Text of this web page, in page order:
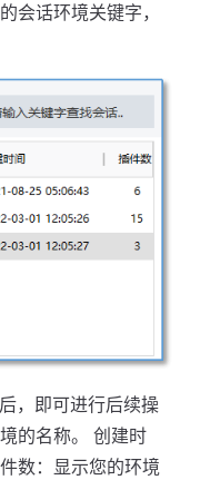
会话环境关键字，
，即可进行后续操
的名称。 创建时
数：显示您的环境